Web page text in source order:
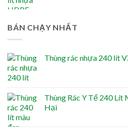
BÁN CHẠY NHẤT
Thùng rác nhựa 240 lít
Thùng Rác Y Tế 240
Hại